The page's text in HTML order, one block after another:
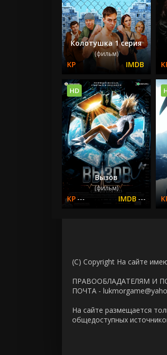
Колотушка 1 серия
(фильм)
Вызов
(фильм)
--- ---
HD
(C) Copyright На сайте
ПРАВООБЛАДАТЕЛЯМ И
ПОЧТА -
На сайте размещается
общедоступных